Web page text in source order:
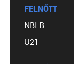
FELNŐTT
NBI B
U21